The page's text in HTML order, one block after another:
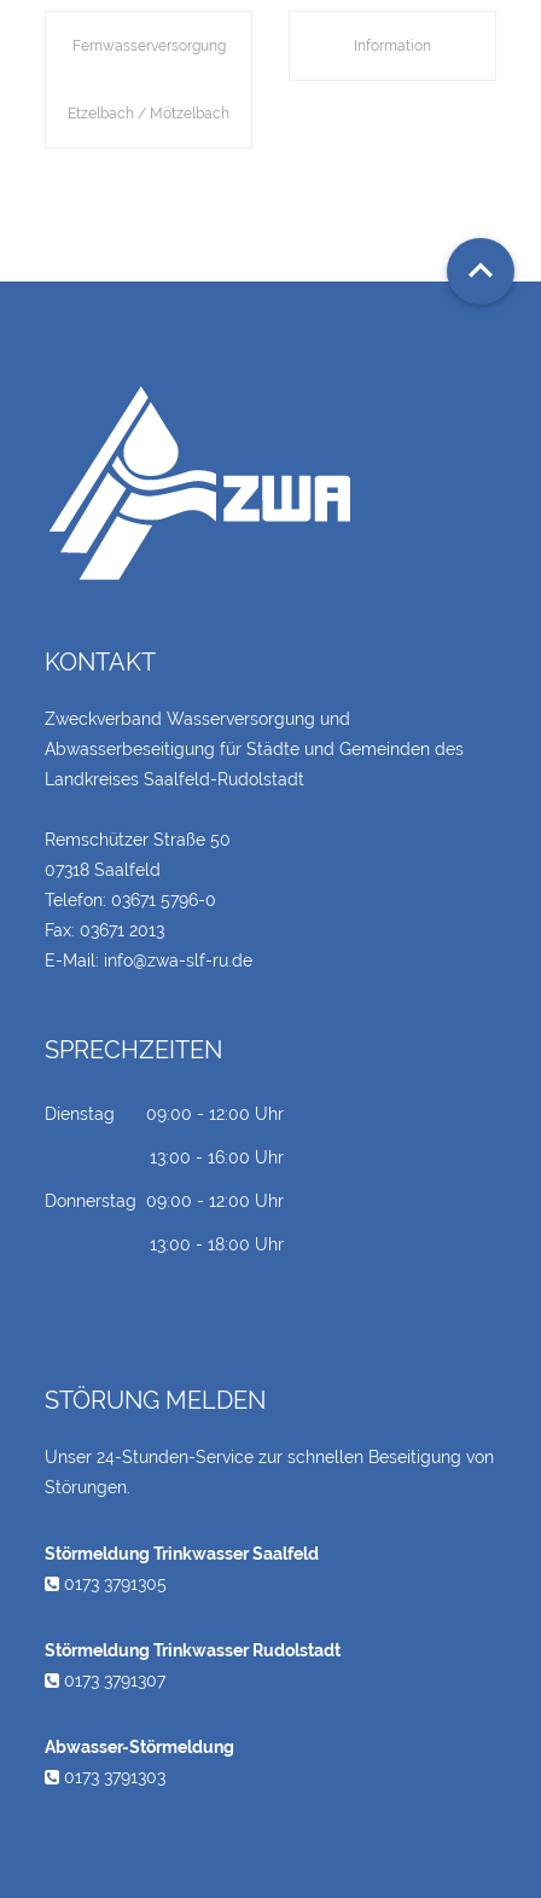
Fernwasserversorgung
Etzelbach / Mötzelbach
Information

KONTAKT
Zweckverband Wasserversorgung und
Abwasserbeseitigung für Städte und Gemeinden des
Landkreises Saalfeld-Rudolstadt
Remschützer Straße 50
07318 Saalfeld
Telefon:03671 5796-0
Fax: 03671 2013
E-Mail: info@zwa-slf-ru.de
SPRECHZEITEN
Dienstag 09:00 - 12:00 Uhr
13:00 - 16:00 Uhr
Donnerstag 09:00 - 12:00 Uhr
13:00 - 18:00 Uhr
STÖRUNG MELDEN
Unser 24-Stunden-Service zur schnellen Beseitigung von
Störungen.
Störmeldung Trinkwasser Saalfeld
0173 3791305
Störmeldung Trinkwasser Rudolstadt
0173 3791307
Abwasser-Störmeldung
0173 3791303